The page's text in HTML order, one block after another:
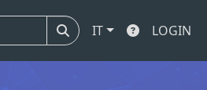
IT LOGIN